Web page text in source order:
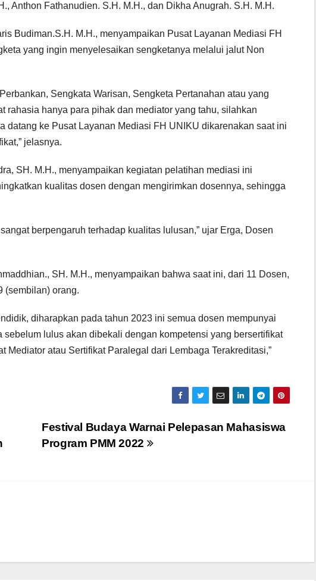
Anthon Fathanudien. S.H. M.H., dan Dikha Anugrah. S.H. M.H.
Budiman.S.H. M.H., menyampaikan Pusat Layanan Mediasi FH
yang ingin menyelesaikan sengketanya melalui jalut Non
Sengkata Warisan, Sengketa Pertanahan atau yang
rahasia hanya para pihak dan mediator yang tahu, silahkan
datang ke Pusat Layanan Mediasi FH UNIKU dikarenakan saat ini
jelasnya.
SH. M.H., menyampaikan kegiatan pelatihan mediasi ini
kualitas dosen dengan mengirimkan dosennya, sehingga
berpengaruh terhadap kualitas lulusan,” ujar Erga, Dosen
SH. M.H., menyampaikan bahwa saat ini, dari 11 Dosen,
(sembilan) orang.
diharapkan pada tahun 2023 ini semua dosen mempunyai
lulus akan dibekali dengan kompetensi yang bersertifikat
Mediator atau Sertifikat Paralegal dari Lembaga Terakreditasi,”
Festival Budaya Warnai Pelepasan Mahasiswa
Program PMM 2022